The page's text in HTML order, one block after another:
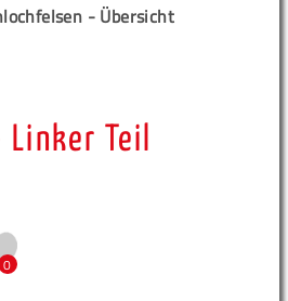
- Übersicht
Teil
0